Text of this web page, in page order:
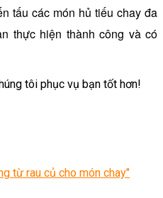
tấu các món hủ tiếu chay đa
thực hiện thành công và có
tôi phục vụ bạn tốt hơn!
từ rau củ cho món chay"